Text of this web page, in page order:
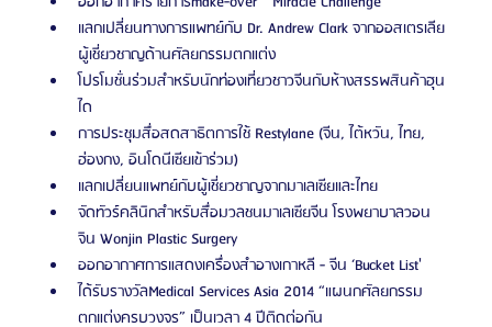
แลกเปลี่ยนทางการแพทย์กับ Dr. Andrew Clark จากออสเตรเลีย
ผู้เชี่ยวชาญด้านศัลยกรรมตกแต่ง
โปรโมชั่นร่วมสำหรับนักท่องเที่ยวชาวจีนกับห้างสรรพสินค้าฮุน
ได
การประชุมสื่อสดสาธิตการใช้ Restylane (จีน, ไต้หวัน, ไทย,
ฮ่องกง, อินโดนีเซียเข้าร่วม)
แลกเปลี่ยนแพทย์กับผู้เชี่ยวชาญจากมาเลเซียและไทย
จัดทัวร์คลินิกสำหรับสื่อมวลชนมาเลเซียจีน โรงพยาบาลวอน
จิน Wonjin Plastic Surgery
ออกอากาศการแสดงเครื่องสำอางเกาหลี - จีน ‘Bucket List'
ได้รับรางวัลMedical Services Asia 2014 “แผนกศัลยกรรม
ตกแต่งครบวงจร” เป็นเวลา 4 ปีติดต่อกัน